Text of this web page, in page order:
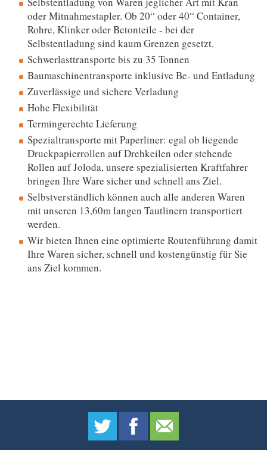
oder Mitnahmestapler. Ob 20“ oder 40“ Container,
Rohre, Klinker oder Betonteile - bei der
Selbstentladung sind kaum Grenzen gesetzt.
Schwerlasttransporte bis zu 35 Tonnen
Baumaschinentransporte inklusive Be- und Entladung
Zuverlässige und sichere Verladung
Hohe Flexibilität
Termingerechte Lieferung
Spezialtransporte mit Paperliner: egal ob liegende
Druckpapierrollen auf Drehkeilen oder stehende
Rollen auf Joloda, unsere spezialisierten Kraftfahrer
bringen Ihre Ware sicher und schnell ans Ziel.
Selbstverständlich können auch alle anderen Waren
mit unseren 13,60m langen Tautlinern transportiert
werden.
Wir bieten Ihnen eine optimierte Routenführung damit
Ihre Waren sicher, schnell und kostengünstig für Sie
ans Ziel kommen.